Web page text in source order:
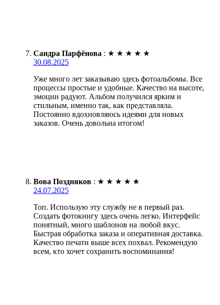
Сандра Парфёнова : ★ ★ ★ ★ ★
30.08.2025
Уже много лет заказываю здесь фотоальбомы. Все
процессы простые и удобные. Качество на высоте,
эмоции радуют. Альбом получился ярким и
стильным, именно так, как представляла.
Постоянно вдохновляюсь идеями для новых
заказов. Очень довольна итогом!
Вова Поздняков : ★ ★ ★ ★ ★
24.07.2025
Топ. Использую эту службу не в первый раз.
Создать фотокнигу здесь очень легко. Интерфейс
понятный, много шаблонов на любой вкус.
Быстрая обработка заказа и оперативная доставка.
Качество печати выше всех похвал. Рекомендую
всем, кто хочет сохранить воспоминания!